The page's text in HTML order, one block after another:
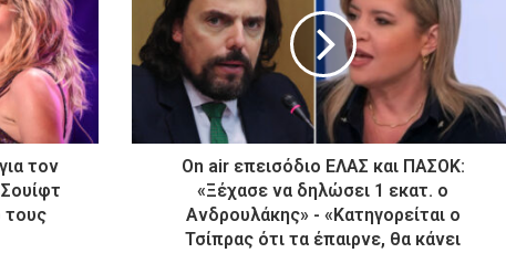
τον
τους
On air επεισόδιο ΕΛΑΣ και ΠΑΣΟΚ:
«Ξέχασε να δηλώσει 1 εκατ. ο
Ανδρουλάκης» - «Κατηγορείται ο
Τσίπρας ότι τα έπαιρνε, θα κάνει